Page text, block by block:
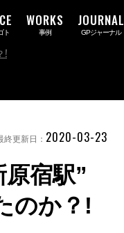
ト
WORKS
事例
JOURNAL
GPジャーナル
!
宿駅”
のか？!
終更新日： 2020-03-23